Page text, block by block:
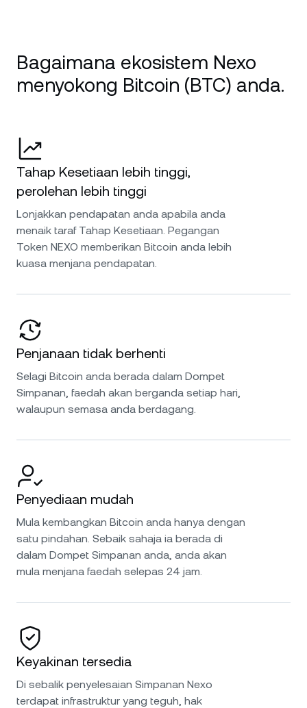
Bagaimana ekosistem Nexo
menyokong Bitcoin (BTC) anda.
Tahap Kesetiaan lebih tinggi,
perolehan lebih tinggi
Lonjakkan pendapatan anda apabila anda
menaik taraf Tahap Kesetiaan. Pegangan
Token NEXO memberikan Bitcoin anda lebih
kuasa menjana pendapatan.
Penjanaan tidak berhenti
Selagi Bitcoin anda berada dalam Dompet
Simpanan, faedah akan berganda setiap hari,
walaupun semasa anda berdagang.
Penyediaan mudah
Mula kembangkan Bitcoin anda hanya dengan
satu pindahan. Sebaik sahaja ia berada di
dalam Dompet Simpanan anda, anda akan
mula menjana faedah selepas 24 jam.
Keyakinan tersedia
Di sebalik penyelesaian Simpanan Nexo
terdapat infrastruktur yang teguh, hak